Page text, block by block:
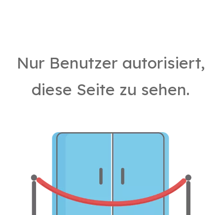
Nur Benutzer autorisiert,
diese Seite zu sehen.